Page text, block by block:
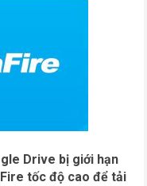
Drive bị giới hạn
tốc độ cao để tải